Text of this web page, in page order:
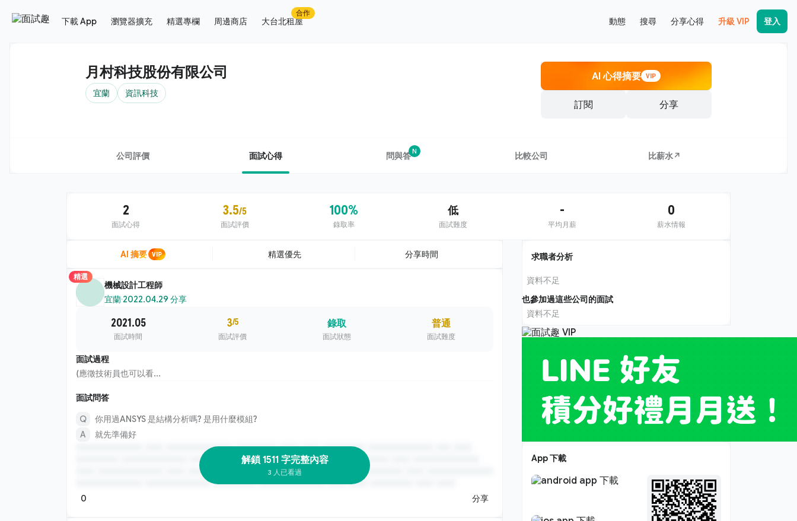
下載 App 瀏覽器擴充 精選專欄 周邊商店 大台北租屋
合作
動態 搜尋 分享心得 升級 VIP 登入
月村科技股份有限公司
宜蘭 資訊科技
AI 心得摘要 VIP
訂閱 分享
公司評價 面試心得 問與答N 比較公司 比薪水↗
2
面試心得
3.5/5
面試評價
100%
錄取率
低
面試難度
-
平均月薪
0
薪水情報
AI 摘要 VIP
精選
機械設計工程師
宜蘭·2022.04.29 分享
2021.05
面試時間
3/5
面試評價
錄取
面試狀態
普通
面試難度
面試過程
(應徵技術員也可以看...
面試問答
你用過ANSYS 是結構分析嗎? 是用什麼模組?
就先準備好
解鎖 1511 字完整內容
3 人已看過
0 分享
求職者分析
資料不足
也參加過這些公司的面試
資料不足
App 下載